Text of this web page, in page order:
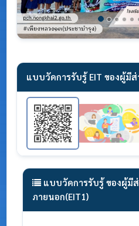
แบบวัดการรับรู้ EIT ของผู้มี
แบบวัดการรับรู้ ของผู้มี
ภายนอก(EIT1)